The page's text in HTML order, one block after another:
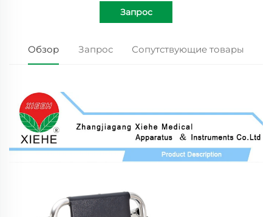
Запрос
Обзор Запрос Сопутствующие товары